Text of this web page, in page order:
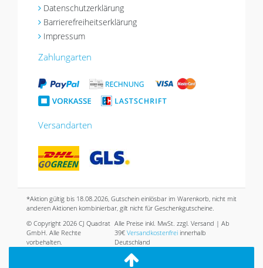
Datenschutzerklärung
Barrierefreiheitserklärung
Impressum
Zahlungarten
Versandarten
*Aktion gültig bis 18.08.2026, Gutschein einlösbar im Warenkorb, nicht mit
anderen Aktionen kombinierbar, gilt nicht für Geschenkgutscheine.
© Copyright 2026 CJ Quadrat
GmbH. Alle Rechte
vorbehalten.
Alle Preise inkl. MwSt. zzgl. Versand | Ab
39€Versandkostenfrei innerhalb
Deutschland